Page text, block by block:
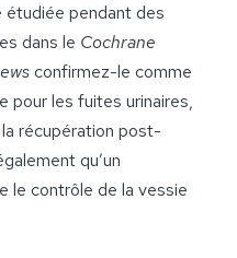
pendant des
dans le Cochrane
confirmez-le comme
pour les fuites urinaires,
récupération post-
qu’un
le contrôle de la vessie